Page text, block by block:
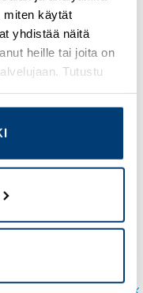
miten käytät
yhdistää näitä
heille tai joita on
Tutustu
wishlist